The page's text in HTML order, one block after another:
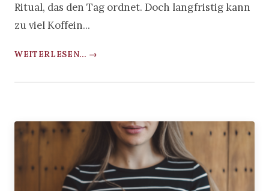
Ritual, das den Tag ordnet. Doch langfristig kann
zu viel Koffein...
WEITERLESEN... →